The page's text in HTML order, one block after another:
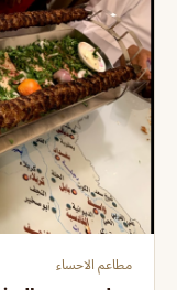
مطاعم الاحساء